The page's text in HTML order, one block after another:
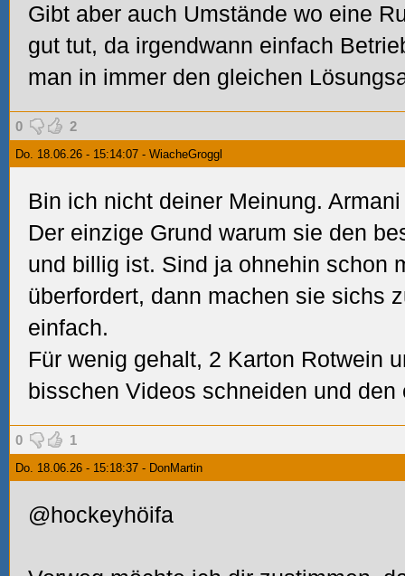
Gibt aber auch Umstände wo eine
gut tut, da irgendwann einfach
man in immer den gleichen
0 2
Do. 18.06.26 - 15:14:07 - WiacheGroggl
Bin ich nicht deiner Meinung.
Der einzige Grund warum sie den
und billig ist. Sind ja ohnehin schon
überfordert, dann machen sie sichs
einfach.
Für wenig gehalt, 2 Karton Rotwein
bisschen Videos schneiden und
0 1
Do. 18.06.26 - 15:18:37 - DonMartin
@hockeyhöifa